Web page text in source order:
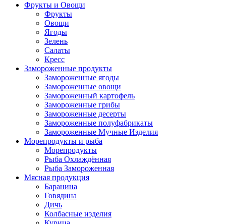
Фрукты и Овощи
Фрукты
Овощи
Ягоды
Зелень
Салаты
Кресс
Замороженные продукты
Замороженные ягоды
Замороженные овощи
Замороженный картофель
Замороженные грибы
Замороженные десерты
Замороженные полуфабрикаты
Замороженные Мучные Изделия
Морепродукты и рыба
Морепродукты
Рыба Охлаждённая
Рыба Замороженная
Мясная продукция
Баранина
Говядина
Дичь
Колбасные изделия